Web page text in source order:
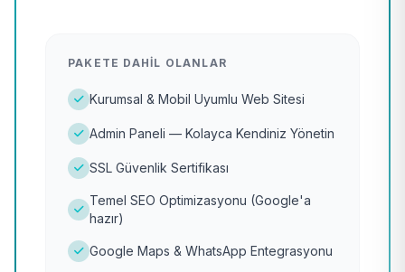
PAKETE DAHIL OLANLAR
Kurumsal & Mobil Uyumlu Web Sitesi
Admin Paneli — Kolayca Kendiniz Yönetin
SSL Güvenlik Sertifikası
Temel SEO Optimizasyonu (Google'a
hazır)
Google Maps & WhatsApp Entegrasyonu